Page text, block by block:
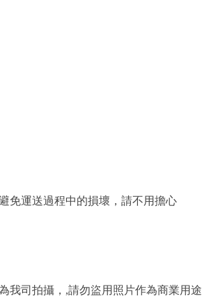
免運送過程中的損壞，請不用擔心
我司拍攝，,請勿盜用照片作為商業用途